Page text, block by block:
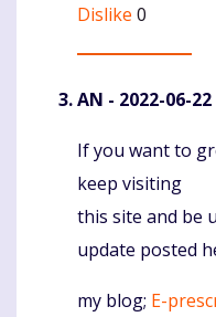
Dislike 0
AN - 2022-06-
Komentaras
If you want to
keep visiting
this site and be
update posted
my blog; E-